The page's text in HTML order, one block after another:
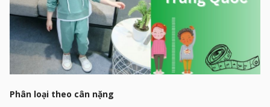
Phân loại theo cân nặng